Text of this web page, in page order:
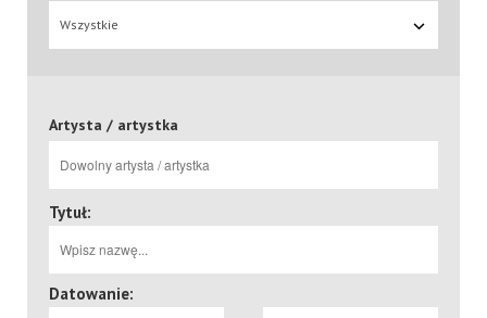
Wszystkie
Artysta / artystka
Tytuł:
Datowanie: